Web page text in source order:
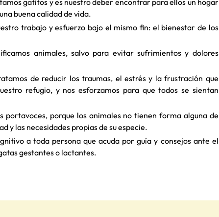
buena calidad de vida.
trabajo y esfuerzo bajo el mismo fin: el bienestar de los
animales, salvo para evitar sufrimientos y dolores
de reducir los traumas, el estrés y la frustración que
refugio, y nos esforzamos para que todos se sientan
portavoces, porque los animales no tienen forma alguna de
y las necesidades propias de su especie.
a toda persona que acuda por guía y consejos ante el
gestantes o lactantes.